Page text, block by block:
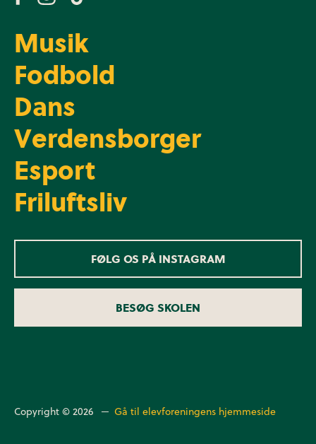
Musik
Fodbold
Dans
Verdensborger
Esport
Friluftsliv
FØLG OS PÅ INSTAGRAM
BESØG SKOLEN
Copyright © 2026 ─ Gå til elevforeningens hjemmeside